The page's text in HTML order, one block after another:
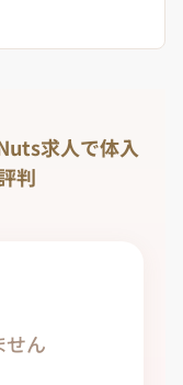
求人で体入
判
せん